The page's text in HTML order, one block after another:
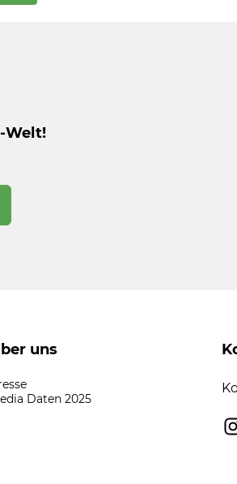
Welt!
uns
Daten 2025